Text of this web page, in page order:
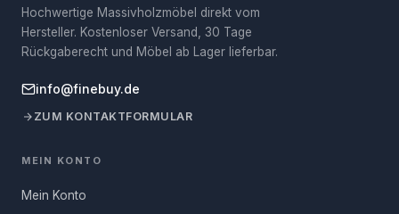
Hochwertige Massivholzmöbel direkt vom
Hersteller. Kostenloser Versand, 30 Tage
Rückgaberecht und Möbel ab Lager lieferbar.
info@finebuy.de
ZUM KONTAKTFORMULAR
MEIN KONTO
Mein Konto